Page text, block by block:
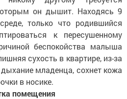
он дышит. Находясь 9
только что родившийся
к пересушенному
беспокойства малыша
сухость в квартире, из-за
дыхание младенца, сохнет кожа
в носике.
помещения